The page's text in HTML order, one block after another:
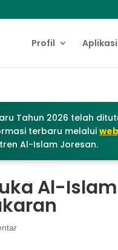
Profil Aplikasi
Tahun 2026 telah
terbaru melalui
Al-Islam Joresan.
Al-